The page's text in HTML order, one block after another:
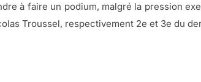
à faire un podium, malgré la pression
Troussel, respectivement 2e et 3e du